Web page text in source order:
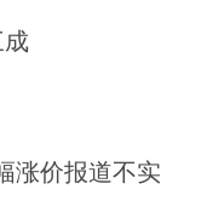
涨价报道不实